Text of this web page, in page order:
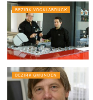
BEZIRK VÖCKLABRUCK
BEZIRK GMUNDEN